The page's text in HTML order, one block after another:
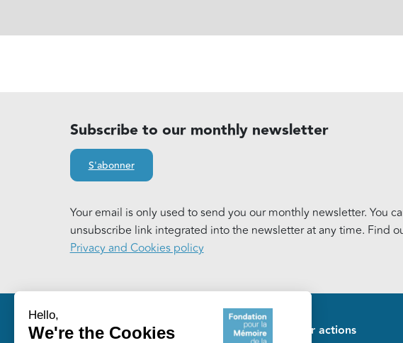
Subscribe to our monthly newsletter
S'abonner
Your email is only used to send you our monthly newsletter. You
unsubscribe link integrated into the newsletter at any time. Find
Privacy and Cookies policy
Our actions